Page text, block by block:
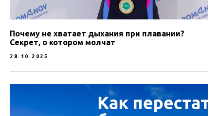
Почему не хватает дыхания при плавании?
Секрет, о котором молчат
28.10.2025